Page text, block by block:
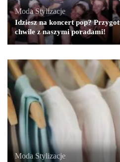
Moda,Stylizacje
Idziesz na koncert pop?
chwile z naszymi poradami!
Moda,Stylizacje